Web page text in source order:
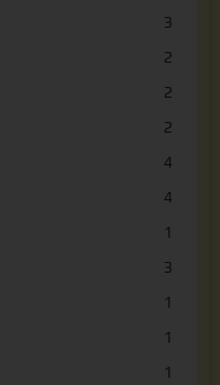
3
2
2
2
4
4
1
3
1
1
1